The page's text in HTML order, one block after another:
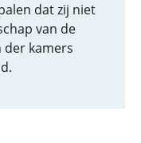
dat zij niet
van de
der kamers